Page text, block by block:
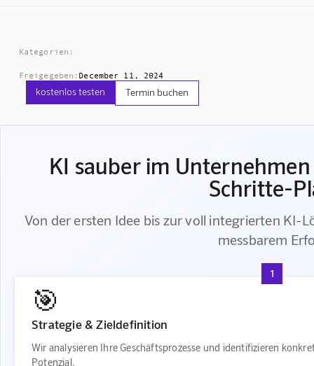
Kategorien:
Freigegeben: December 11, 2024
kostenlos testen Termin buchen
KI sauber im
Schritte-
Von der ersten Idee bis zur voll integrierten KI-
messbarem
1
🎯
Strategie & Zieldefinition
Wir analysieren Ihre Geschäftsprozesse und identifizieren
Potenzial.